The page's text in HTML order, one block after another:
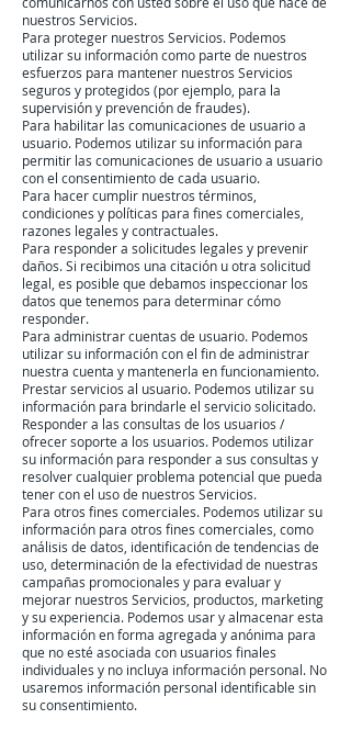
nuestros Servicios.
Para proteger nuestros Servicios. Podemos
utilizar su información como parte de nuestros
esfuerzos para mantener nuestros Servicios
seguros y protegidos (por ejemplo, para la
supervisión y prevención de fraudes).
Para habilitar las comunicaciones de usuario a
usuario. Podemos utilizar su información para
permitir las comunicaciones de usuario a usuario
con el consentimiento de cada usuario.
Para hacer cumplir nuestros términos,
condiciones y políticas para fines comerciales,
razones legales y contractuales.
Para responder a solicitudes legales y prevenir
daños. Si recibimos una citación u otra solicitud
legal, es posible que debamos inspeccionar los
datos que tenemos para determinar cómo
responder.
Para administrar cuentas de usuario. Podemos
utilizar su información con el fin de administrar
nuestra cuenta y mantenerla en funcionamiento.
Prestar servicios al usuario. Podemos utilizar su
información para brindarle el servicio solicitado.
Responder a las consultas de los usuarios /
ofrecer soporte a los usuarios. Podemos utilizar
su información para responder a sus consultas y
resolver cualquier problema potencial que pueda
tener con el uso de nuestros Servicios.
Para otros fines comerciales. Podemos utilizar su
información para otros fines comerciales, como
análisis de datos, identificación de tendencias de
uso, determinación de la efectividad de nuestras
campañas promocionales y para evaluar y
mejorar nuestros Servicios, productos, marketing
y su experiencia. Podemos usar y almacenar esta
información en forma agregada y anónima para
que no esté asociada con usuarios finales
individuales y no incluya información personal. No
usaremos información personal identificable sin
su consentimiento.